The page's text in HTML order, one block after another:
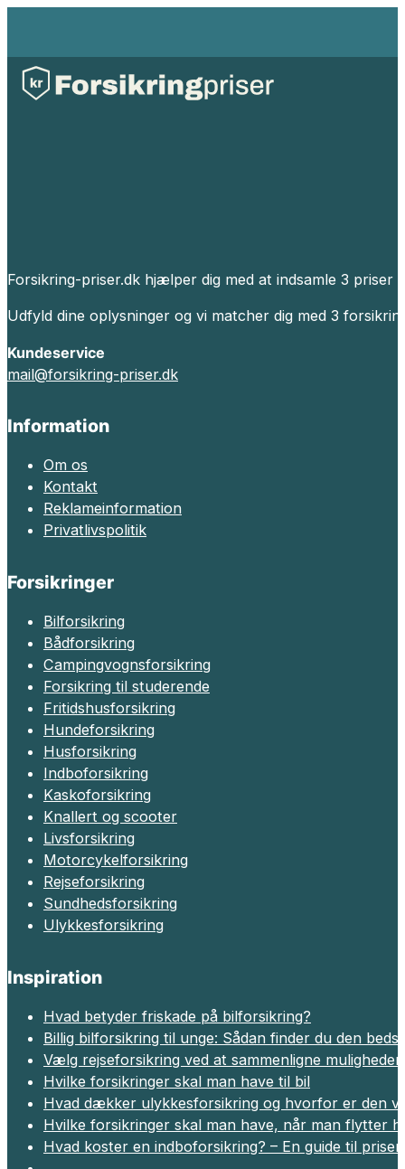
Forsikring-priser.dk hjælper dig med at indsamle 3 priser
Udfyld dine oplysninger og vi matcher dig med 3
Kundeservice
mail@forsikring-priser.dk
Information
Om os
Kontakt
Reklameinformation
Privatlivspolitik
Forsikringer
Bilforsikring
Bådforsikring
Campingvognsforsikring
Forsikring til studerende
Fritidshusforsikring
Hundeforsikring
Husforsikring
Indboforsikring
Kaskoforsikring
Knallert og scooter
Livsforsikring
Motorcykelforsikring
Rejseforsikring
Sundhedsforsikring
Ulykkesforsikring
Inspiration
Hvad betyder friskade på bilforsikring?
Billig bilforsikring til unge: Sådan finder du den
Vælg rejseforsikring ved at sammenligne
Hvilke forsikringer skal man have til bil
Hvad dækker ulykkesforsikring og hvorfor er den
Hvilke forsikringer skal man have, når man flytter
Hvad koster en indboforsikring? – En guide til